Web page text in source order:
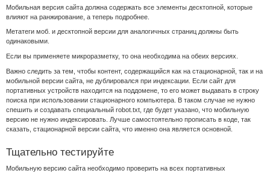
Мобильная версия сайта должна содержать все элементы десктопной, которые
влияют на ранжирование, а теперь подробнее.
Метатеги моб. и десктопной версии для аналогичных страниц должны быть
одинаковыми.
Если вы применяете микроразметку, то она необходима на обеих версиях.
Важно следить за тем, чтобы контент, содержащийся как на стационарной, так и на
мобильной версии сайта, не дублировался при индексации. Если сайт для
портативных устройств находится на поддомене, то его может выдавать в строку
поиска при использовании стационарного компьютера. В таком случае не нужно
спешить и создавать специальный robot.txt, где будет указано, что мобильную
версию не нужно индексировать. Лучше самостоятельно прописать в коде, так
сказать, стационарной версии сайта, что именно она является основной.
Тщательно тестируйте
Мобильную версию сайта необходимо проверить на всех портативных